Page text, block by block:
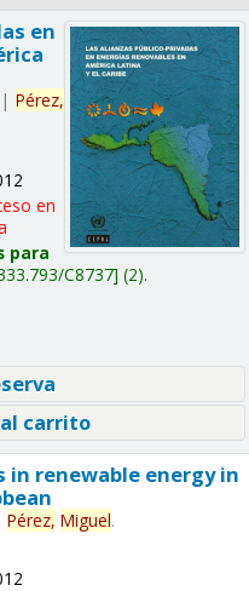
en
| Pérez,
en
para
C8737 (2).
carrito
in renewable energy in
Pérez, Miguel.